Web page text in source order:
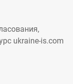
ukraine-is.com